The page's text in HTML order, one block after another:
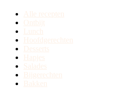
Alle recepten
Ontbijt
Lunch
Hoofdgerechten
Desserts
Hapjes
Salades
Bijgerechten
Bakken